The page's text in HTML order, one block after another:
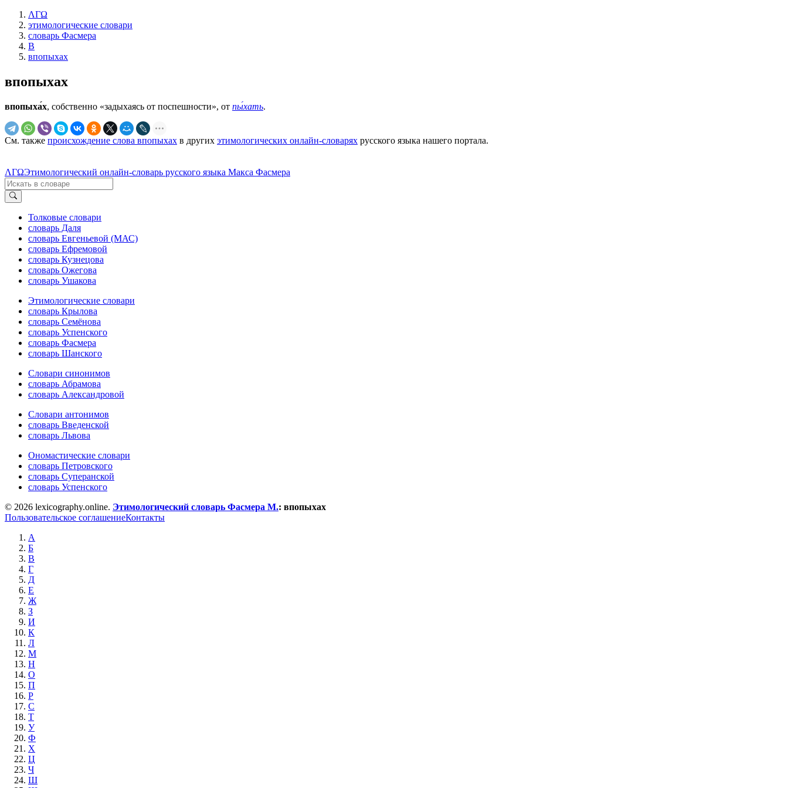
ΛΓΩ
этимологические словари
словарь Фасмера
В
впопыхах
впопыхах
впопыха́х, собственно «задыхаясь от поспешности», от пы́хать.
См. также происхождение слова впопыхах в других этимологических онлайн-словарях русского языка нашего портала.
ΛΓΩЭтимологический онлайн-словарь русского языка Макса Фасмера
Толковые словари
словарь Даля
словарь Евгеньевой (МАС)
словарь Ефремовой
словарь Кузнецова
словарь Ожегова
словарь Ушакова
Этимологические словари
словарь Крылова
словарь Семёнова
словарь Успенского
словарь Фасмера
словарь Шанского
Словари синонимов
словарь Абрамова
словарь Александровой
Словари антонимов
словарь Введенской
словарь Львова
Ономастические словари
словарь Петровского
словарь Суперанской
словарь Успенского
© 2026 lexicography.online. Этимологический словарь Фасмера М.: впопыхах
Пользовательское соглашениеКонтакты
А
Б
В
Г
Д
Е
Ж
З
И
К
Л
М
Н
О
П
Р
С
Т
У
Ф
Х
Ц
Ч
Ш